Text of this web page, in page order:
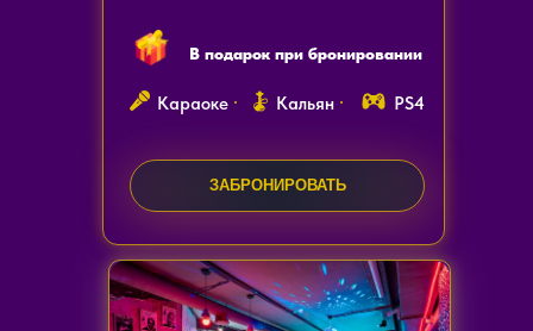
ЗАКАЗАТЬ ЗВОНОК
Караоке Кальян PS4
В подарок при бронировании
ЗАКАЗАТЬ ЗВОНОК
ЗАБРОНИРОВАТЬ